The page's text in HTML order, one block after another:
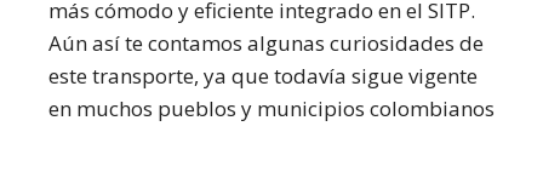
más cómodo y eficiente integrado en el SITP.
Aún así te contamos algunas curiosidades de
este transporte, ya que todavía sigue vigente
en muchos pueblos y municipios colombianos